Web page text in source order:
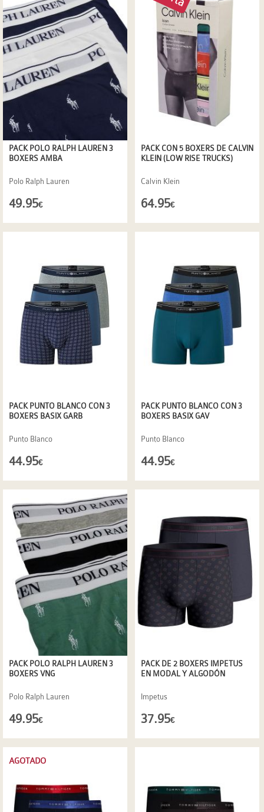
PACK POLO RALPH LAUREN 3
BOXERS AMBA
Polo Ralph Lauren
49.95€
PACK CON 5 BOXERS DE CALVIN
KLEIN (LOW RISE TRUCKS)
Calvin Klein
64.95€
PACK PUNTO BLANCO CON 3
BOXERS BASIX GARB
Punto Blanco
44.95€
PACK PUNTO BLANCO CON 3
BOXERS BASIX GAV
Punto Blanco
44.95€
PACK POLO RALPH LAUREN 3
BOXERS VNG
Polo Ralph Lauren
49.95€
PACK DE 2 BOXERS IMPETUS
EN MODAL Y ALGODÓN
Impetus
37.95€
AGOTADO